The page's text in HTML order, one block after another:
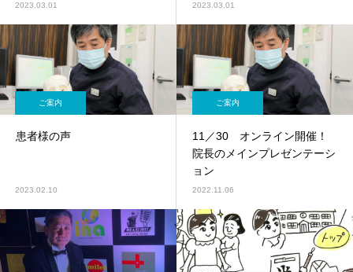
2023.03.01 2023.03.01
ご案内
患者様の声
2023.02.10
ご案内
11／30 オンライン開催！
院長のメインプレゼンテーシ
ョン
2022.11.06